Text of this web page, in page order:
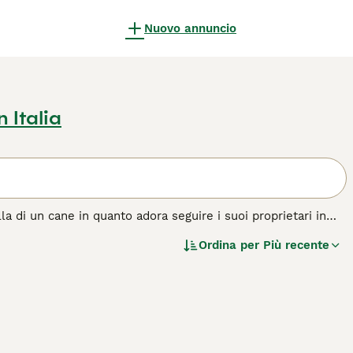
Nuovo annuncio
Italia
di un cane in quanto adora seguire i suoi proprietari in
che si caratterizzano per un pelo bello e lucente. I
razza di gatto.
Ordina per Più recente